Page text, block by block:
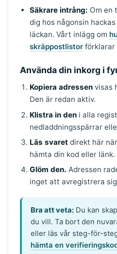
Säkrare intrång: Om en
dig hos någonsin
läckan. Vårt inlägg om
skräppostlistor förklarar
Använda din inkorg i
Kopiera adressen visas
Den är redan aktiv.
Klistra in den i alla
nedladdningsspärrar
Läs svaret direkt här
hämta din kod eller länk.
Glöm den. Adressen
inget att avregistrera
Bra att veta:Du kan
du vill. Ta bort den
eller läs vår steg-för-
hämta en